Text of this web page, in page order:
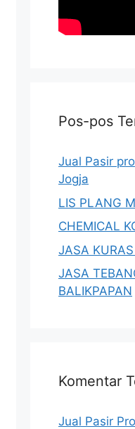
Pos-pos
Jual Pasir
Jogja
LIS PLANG
CHEMICAL
JASA
JASA
BALIKPAPAN
Komentar
Jual Pasir